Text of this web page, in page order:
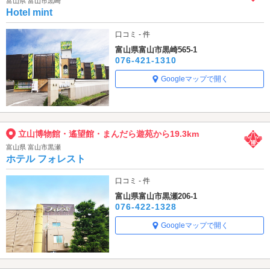
Hotel mint
口コミ - 件
富山県富山市黒崎565-1
076-421-1310
Googleマップで開く
立山博物館・遙望館・まんだら遊苑から19.3km
富山県 富山市黒瀬
ホテル フォレスト
口コミ - 件
富山県富山市黒瀬206-1
076-422-1328
Googleマップで開く